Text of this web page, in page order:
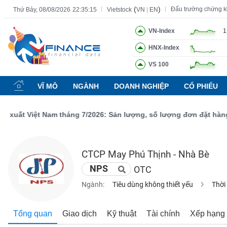
Thứ Bảy, 08/08/2026 22:35:16 Vietstock (VN EN) Đấu trường chứng
VN-Index
HNX-Index
VS 100
VĨ MÔ NGÀNH DOANH NGHIỆP CỔ PHIẾU
Việt Nam tháng 7/2026: Sản lượng, số lượng đơn đặt hàng
CTCP May Phú Thịnh - Nhà Bè
NPS OTC
Ngành: Tiêu dùng không thiết yếu
Tổng quan Giao dịch Kỹ thuật Tài chính Xếp hạng
Tất cả Tính năng Ngành Mã chứng khoán Lãnh đạo
Tính
năng
(-)
VIETSTOCK
CHỨNG
KHOÁN
NGHIỆP